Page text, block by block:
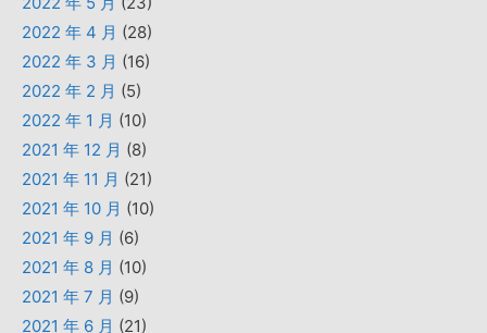
2022 年 4 月 (28)
2022 年 3 月 (16)
2022 年 2 月 (5)
2022 年 1 月 (10)
2021 年 12 月 (8)
2021 年 11 月 (21)
2021 年 10 月 (10)
2021 年 9 月 (6)
2021 年 8 月 (10)
2021 年 7 月 (9)
2021 年 6 月 (21)